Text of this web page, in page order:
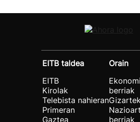
EITB taldea
EITB
Kirolak
Telebista nahieran
Primeran
Gaztea
Orain
berriak
berriak